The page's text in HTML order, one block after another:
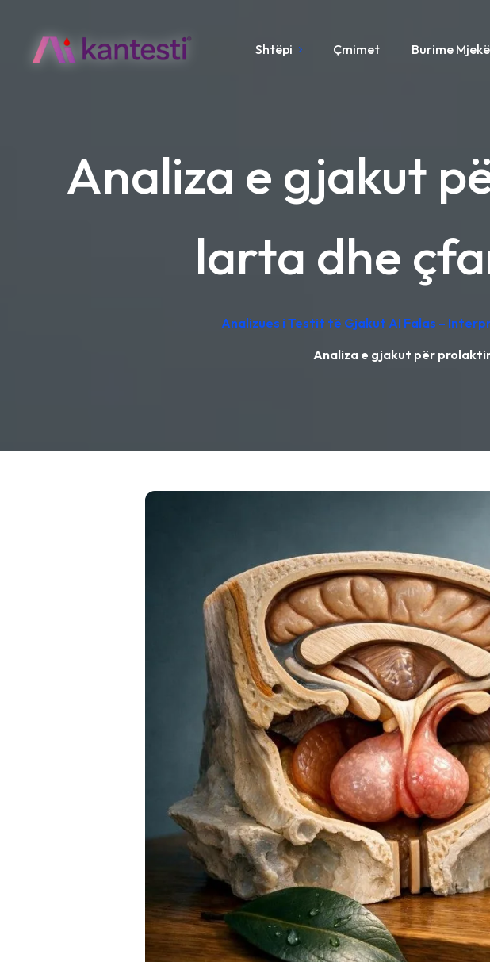
Shtëpi Çmimet Burime
Analiza e gjakut
larta dhe
Analizues i Testit të Gjakut AI Falas –
Analiza e gjakut për